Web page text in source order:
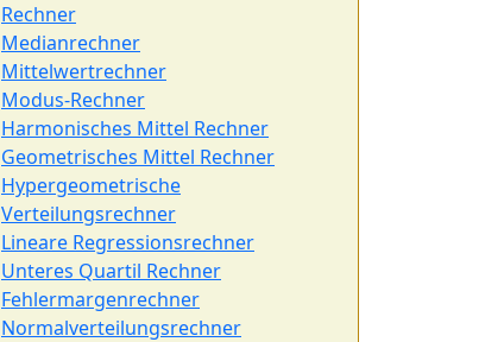
Rechner
Medianrechner
Mittelwertrechner
Modus-Rechner
Harmonisches Mittel Rechner
Geometrisches Mittel Rechner
Hypergeometrische
Verteilungsrechner
Lineare Regressionsrechner
Unteres Quartil Rechner
Fehlermargenrechner
Normalverteilungsrechner